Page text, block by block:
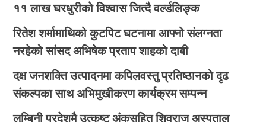
११ लाख घरधुरीको विश्वास जित्दै वर्ल्डलिङ्क
रितेश शर्मामाथिको कुटपिट घटनामा आफ्नो संलग्नता
नरहेको सांसद अभिषेक प्रताप शाहको दाबी
दक्ष जनशक्ति उत्पादनमा कपिलवस्तु प्रतिष्ठानको दृढ
संकल्पका साथ अभिमुखीकरण कार्यक्रम सम्पन्न
लुम्बिनी प्रदेशमै उत्कृष्ट अंकसहित शिवराज अस्पताल